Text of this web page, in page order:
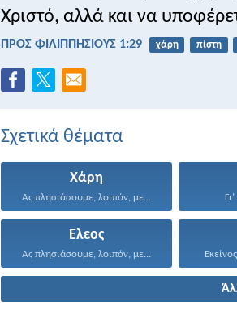
Χριστό, αλλά και να
ΠΡΟΣ ΦΙΛΙΠΠΗΣΙΟΥΣ 1:29 χάρη πίστη
Σχετικά θέματα
Χάρη
Ας πλησιάσουμε, λοιπόν, με...
Ελεος
Ας πλησιάσουμε, λοιπόν, με...